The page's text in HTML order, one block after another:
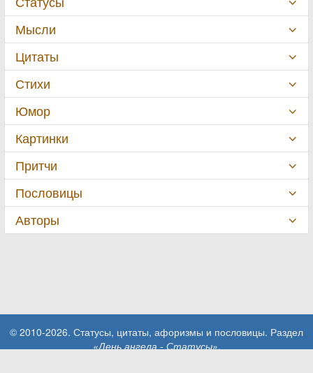
Мысли
Цитаты
Стихи
Юмор
Картинки
Притчи
Пословицы
Авторы
© 2010-2026. Статусы, цитаты, афоризмы и пословицы. Раздел
«День ангела - Статусы».